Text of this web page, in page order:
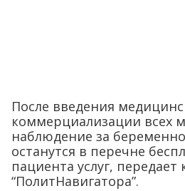
После введения
коммерциализации всех
наблюдение за
останутся в перечне
пациента услуг,
“ПолитНавигатора”.